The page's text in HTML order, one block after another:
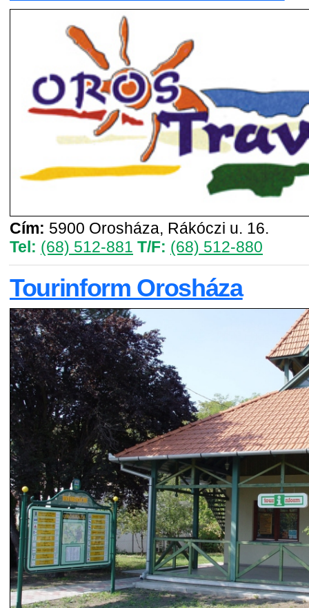
Cím: 5900 Orosháza, Rákóczi u. 16.
Tel: (68) 512-881 T/F: (68) 512-880
Tourinform Orosháza